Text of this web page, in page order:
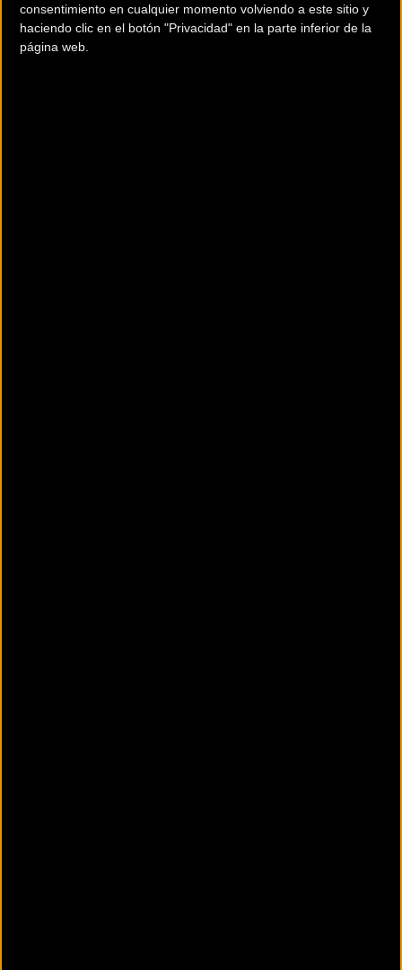
consentimiento en cualquier momento volviendo a este sitio y
haciendo clic en el botón "Privacidad" en la parte inferior de la
página web.